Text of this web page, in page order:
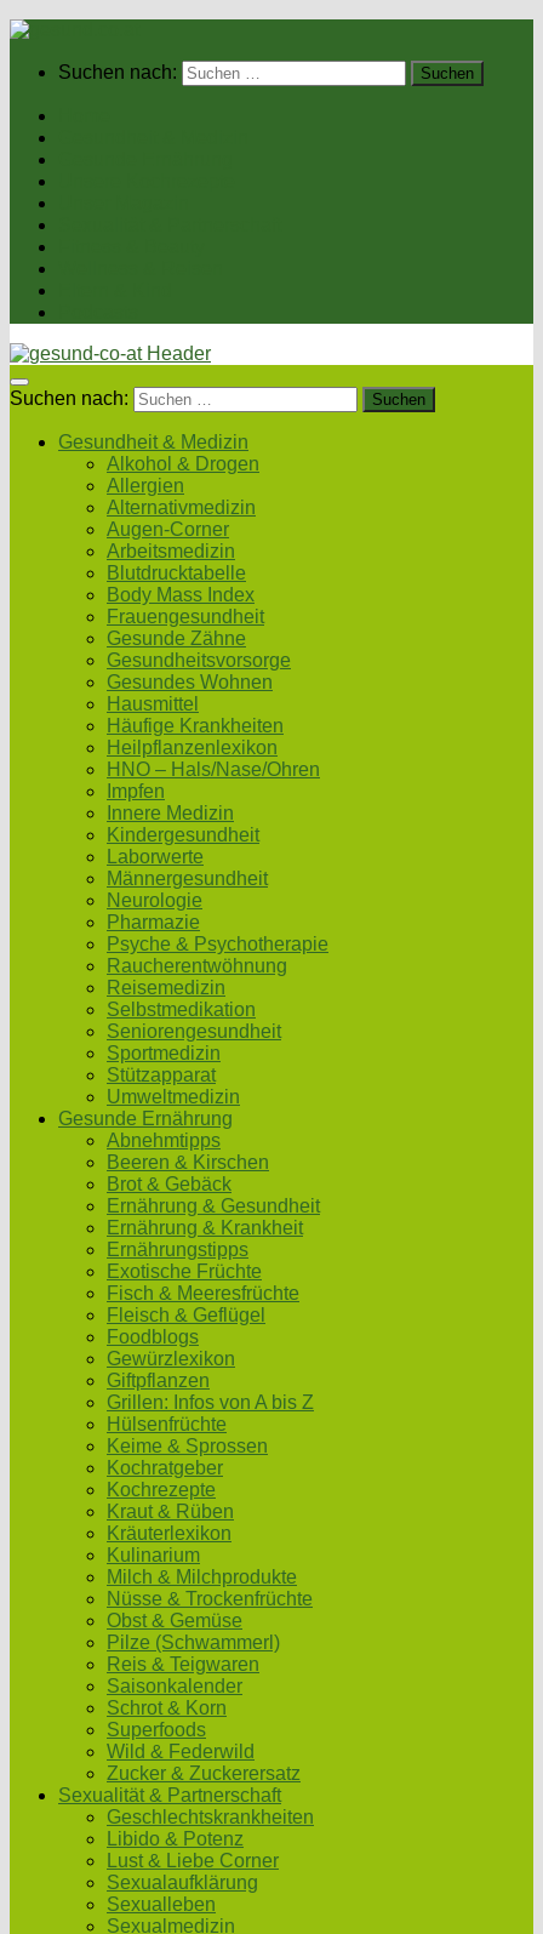
Suchen nach:
Suchen nach:
Gesundheit & Medizin
Alkohol & Drogen
Allergien
Alternativmedizin
Augen-Corner
Arbeitsmedizin
Blutdrucktabelle
Body Mass Index
Frauengesundheit
Gesunde Zähne
Gesundheitsvorsorge
Gesundes Wohnen
Hausmittel
Häufige Krankheiten
Heilpflanzenlexikon
HNO – Hals/Nase/Ohren
Impfen
Innere Medizin
Kindergesundheit
Laborwerte
Männergesundheit
Neurologie
Pharmazie
Psyche & Psychotherapie
Raucherentwöhnung
Reisemedizin
Selbstmedikation
Seniorengesundheit
Sportmedizin
Stützapparat
Umweltmedizin
Gesunde Ernährung
Abnehmtipps
Beeren & Kirschen
Brot & Gebäck
Ernährung & Gesundheit
Ernährung & Krankheit
Ernährungstipps
Exotische Früchte
Fisch & Meeresfrüchte
Fleisch & Geflügel
Foodblogs
Gewürzlexikon
Giftpflanzen
Grillen: Infos von A bis Z
Hülsenfrüchte
Keime & Sprossen
Kochratgeber
Kochrezepte
Kraut & Rüben
Kräuterlexikon
Kulinarium
Milch & Milchprodukte
Nüsse & Trockenfrüchte
Obst & Gemüse
Pilze (Schwammerl)
Reis & Teigwaren
Saisonkalender
Schrot & Korn
Superfoods
Wild & Federwild
Zucker & Zuckerersatz
Sexualität & Partnerschaft
Geschlechtskrankheiten
Libido & Potenz
Lust & Liebe Corner
Sexualaufklärung
Sexualleben
Sexualmedizin